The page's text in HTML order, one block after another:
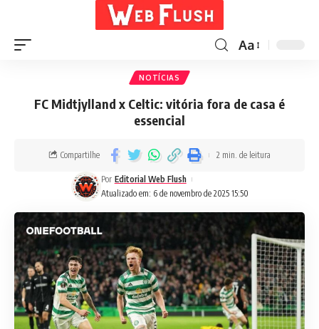
Aa
NOTÍCIAS
FC Midtjylland x Celtic: vitória fora de casa é
essencial
Atualizado em: 6 de novembro de 2025 15:50
Por Editorial Web Flush
Compartilhe 2 min. de leitura